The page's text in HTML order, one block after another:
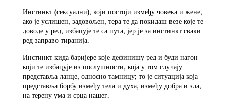
Инстинкт (сексуални), који постоји између човека и жене,
ако је услишен, задовољен, тера те да покидаш везе које те
доводе у ред, избацује те са пута, јер је за инстинкт сваки
ред заправо тиранија.
Инстинкт кида баријере које дефинишу ред и буди нагон
који те избацује из послушности, која у том случају
представља ланце, односно тамницу; то је ситуација која
представља борбу између тела и духа, између добра и зла,
на терену ума и срца нашег.